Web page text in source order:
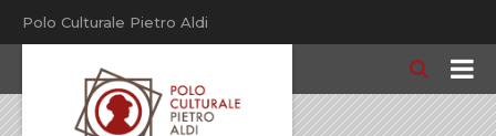
Polo Culturale Pietro Aldi